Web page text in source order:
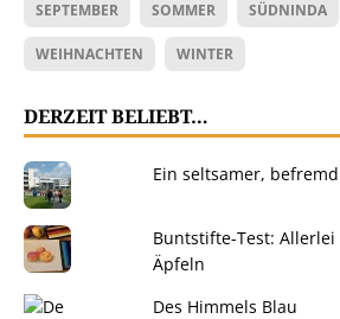
SEPTEMBER SOMMER SÜDNINDA
WEIHNACHTEN WINTER
DERZEIT BELIEBT…
Ein seltsamer,
Buntstifte-Test:
Äpfeln
Des Himmels Blau